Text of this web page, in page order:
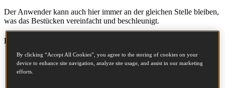
Der Anwender kann auch hier immer an der gleichen Stelle bleiben,
was das Bestücken vereinfacht und beschleunigt.
Hauptfunktionen:
Kettensystem ermöglicht kontinuierliche Produktion
kompletter Paletten
By clicking “Accept All Cookies”, you agree to the storing of cookies on your
device to enhance site navigation, analyze site usage, and assist in our marketing
efforts.